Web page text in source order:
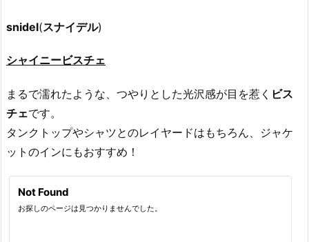
snidel(スナイデル)
シャイニービスチェ
まるで濡れたような、つやりとした光沢感が目を惹く ビス
チェです。
タンクトップやシャツとのレイヤードはもちろん、ジャケ
ットのインにもおすすめ！